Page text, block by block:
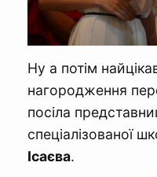
Ну а потім
нагородження
посіла
спеціалізованої
Ісаєва.